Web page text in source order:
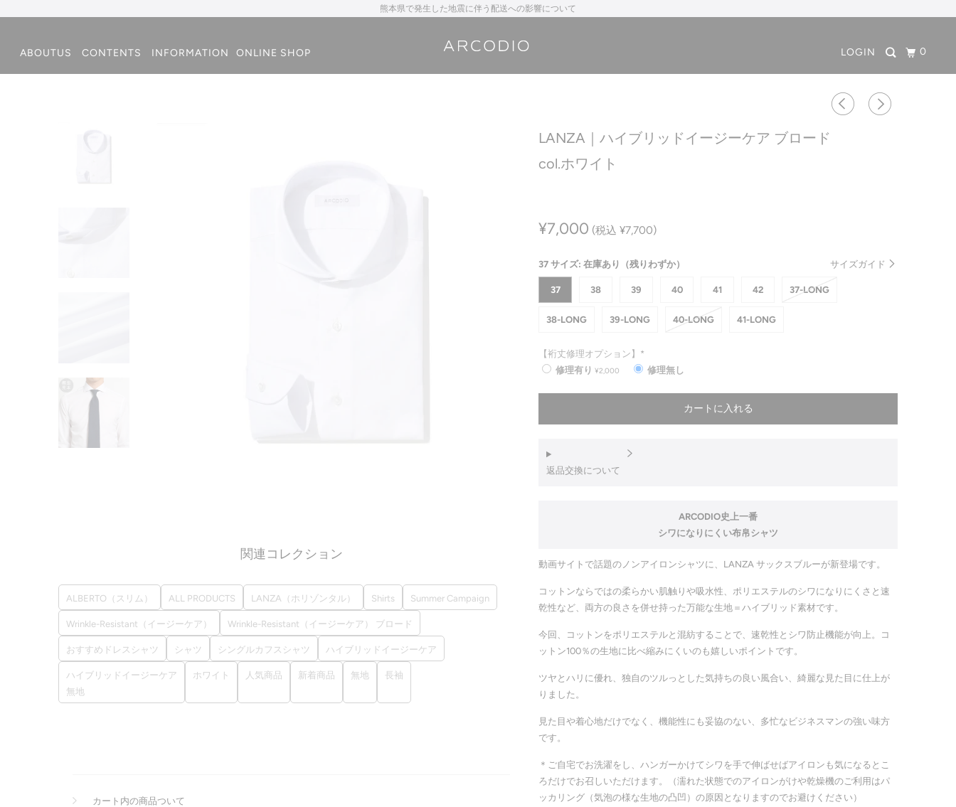
熊本県で発生した地震に伴う配送への影響について
LOGIN 0
ABOUTUS CONTENTS INFORMATION ONLINE SHOP
関連コレクション
ALBERTO（スリム） ALL PRODUCTS LANZA（ホリゾンタル） Shirts Summer Campaign
Wrinkle-Resistant（イージーケア） Wrinkle-Resistant（イージーケア） ブロード
おすすめドレスシャツ シャツ シングルカフスシャツ ハイブリッドイージーケア
ハイブリッドイージーケア
無地
ホワイト 人気商品 新着商品 無地 長袖
カート内の商品ついて
LANZA｜ハイブリッドイージーケア ブロード
col.ホワイト
¥7,000 (税込 ¥7,700)
サイズガイド
37 サイズ: 在庫あり（残りわずか）
37 38 39 40 41 42 37-LONG
38-LONG 39-LONG 40-LONG 41-LONG
【裄丈修理オプション】*
修理有り ¥2,000 修理無し
カートに入れる
返品交換について
ARCODIO史上一番
シワになりにくい布帛シャツ
動画サイトで話題のノンアイロンシャツに、LANZA サックスブルーが新登場です。
コットンならではの柔らかい肌触りや吸水性、ポリエステルのシワになりにくさと速
乾性など、両方の良さを併せ持った万能な生地＝ハイブリッド素材です。
今回、コットンをポリエステルと混紡することで、速乾性とシワ防止機能が向上。コ
ットン100％の生地に比べ縮みにくいのも嬉しいポイントです。
ツヤとハリに優れ、独自のツルっとした気持ちの良い風合い、綺麗な見た目に仕上が
りました。
見た目や着心地だけでなく、機能性にも妥協のない、多忙なビジネスマンの強い味方
です。
＊ご自宅でお洗濯をし、ハンガーかけてシワを手で伸ばせばアイロンも気になるとこ
ろだけでお召しいただけます。（濡れた状態でのアイロンがけや乾燥機のご利用はパ
ッカリング（気泡の様な生地の凸凹）の原因となりますのでお避けください）